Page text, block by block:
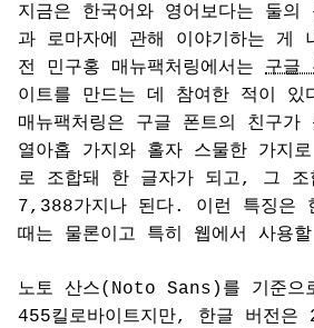
지금은 한국어와 영어보다는 둘
과 로마자에 관해 이야기하는 게
전 민구홍 매뉴팩처링에서는 구글
이트를 만드는 데 참여한 적이
매뉴팩처링은 구글 폰트의 친구
열아홉 가지와 홀자 스물한 가지
로 조합돼 한 글자가 되고, 그 조
7,388가지나 된다. 이런 특징은
때는 물론이고 특히 웹에서 사용
노토 산스(Noto Sans)를 기준으
455킬로바이트지만, 한글 버전은